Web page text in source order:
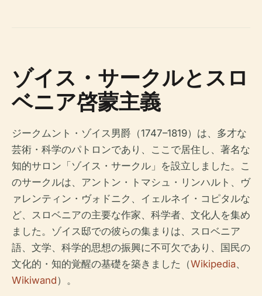
ゾイス・サークルとスロ
ベニア啓蒙主義
ジークムント・ゾイス男爵（1747–1819）は、多才な
芸術・科学のパトロンであり、ここで居住し、著名な
知的サロン「ゾイス・サークル」を設立しました。こ
のサークルは、アントン・トマシュ・リンハルト、ヴ
ァレンティン・ヴォドニク、イェルネイ・コピタルな
ど、スロベニアの主要な作家、科学者、文化人を集め
ました。ゾイス邸での彼らの集まりは、スロベニア
語、文学、科学的思想の振興に不可欠であり、国民の
文化的・知的覚醒の基礎を築きました（Wikipedia、
Wikiwand）。